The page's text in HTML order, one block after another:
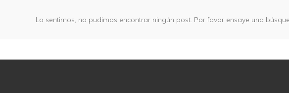
Lo sentimos, no pudimos encontrar ningún post. Por favor ensaye una